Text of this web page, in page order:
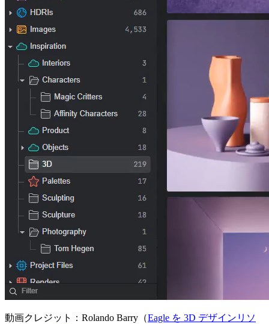
動画クレジット：Rolando Barry（Eagle を 3D デザインリソ